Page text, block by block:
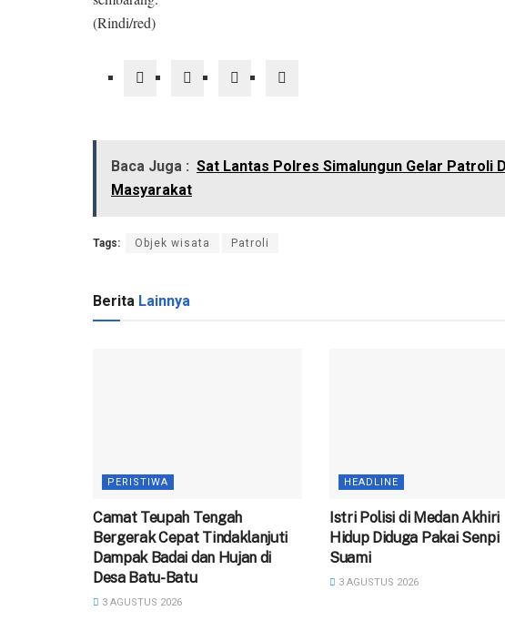
(Rindi/red)
Baca Juga : Sat Lantas Polres Simalungun Gelar Patroli
Masyarakat
Tags: Objek wisata Patroli
Berita Lainnya
PERISTIWA
Camat Teupah Tengah
Bergerak Cepat Tindaklanjuti
Dampak Badai dan Hujan di
Desa Batu-Batu
3 AGUSTUS 2026
HEADLINE
‎Istri Polisi di Medan Akhiri
Hidup Diduga Pakai Senpi
Suami
3 AGUSTUS 2026